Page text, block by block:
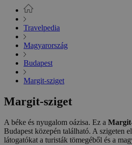
Travelpedia
Magyarország
Budapest
Margit-sziget
Margit-sziget
A béke és nyugalom oázisa. Ez a
Budapest közepén található. A szigeten
látogatókat a turisták tömegéből és a